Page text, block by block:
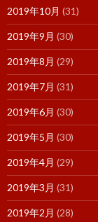
2019年10月 (31)
2019年9月 (30)
2019年8月 (29)
2019年7月 (31)
2019年6月 (30)
2019年5月 (30)
2019年4月 (29)
2019年3月 (31)
2019年2月 (28)